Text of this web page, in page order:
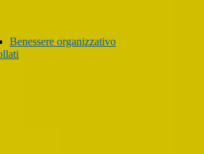
Benessere organizzativo